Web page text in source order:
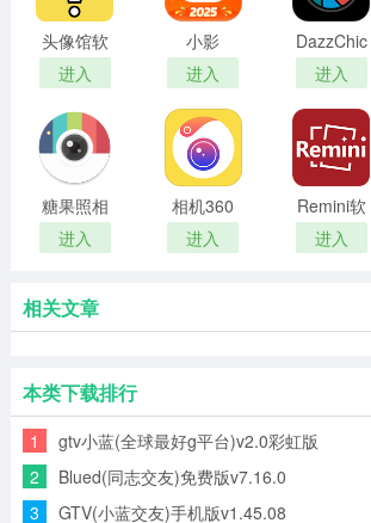
头像馆软
件最新版
进入
小影
进入
DazzChic
相机
进入
糖果照相
机
进入
相机360
进入
Remini软
件
进入
相关文章
本类下载排行
1 gtv小蓝(全球最好g平台)v2.0彩虹版
2 Blued(同志交友)免费版v7.16.0
3 GTV(小蓝交友)手机版v1.45.08